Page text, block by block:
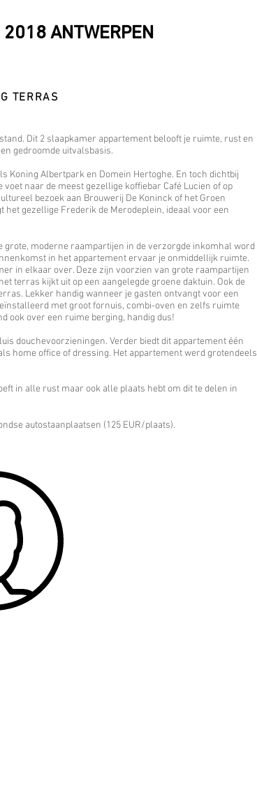
2018 ANTWERPEN
Dit 2 slaapkamer appartement belooft je ruimte, rust en
gedroomde uitvalsbasis.
Koning Albertpark en Domein Hertoghe. En toch dichtbij
naar de meest gezellige koffiebar Café Lucien of op
bezoek aan Brouwerij De Koninck of het Groen
gezellige Frederik de Merodeplein, ideaal voor een
grote, moderne raampartijen in de verzorgde inkomhal word
in het appartement ervaar je onmiddellijk ruimte.
in elkaar over. Deze zijn voorzien van grote raampartijen
terras kijkt uit op een aangelegde groene daktuin. Ook de
Lekker handig wanneer je gasten ontvangt voor een
met groot fornuis, combi-oven en zelfs ruimte
ook over een ruime berging, handig dus!
douchevoorzieningen. Verder biedt dit appartement één
home office of dressing. Het appartement werd grotendeels
in alle rust maar ook alle plaats hebt om dit te delen in
autostaanplaatsen (125 EUR/plaats).
TERRAS